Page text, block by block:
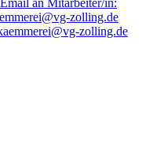
zolling.de